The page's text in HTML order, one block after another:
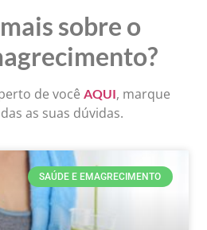
sobre o
de vocêAQUI, marque
as suas dúvidas.
SAÚDE E EMAGRECIMENTO